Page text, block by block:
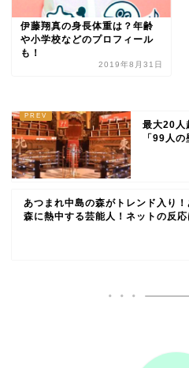
伊藤翔真の身長体重は？年齢
や小学校などのプロフィール
も！
2019年8月31日
最大20人
「99人
あつまれ中島の森がトレンド入り！
森に熱中する芸能人！ネットの反応